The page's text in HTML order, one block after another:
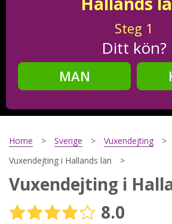
Steg 1
Ditt kön?
MAN
Steg2
Steg3
Din
Home Sverige
Vuxendejting
Vuxendejting i Hallands län
Vuxendejting i
8.0